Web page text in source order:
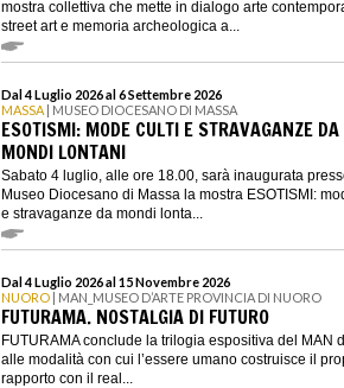
mostra collettiva che mette in dialogo arte
street art e memoria archeologica a...
Dal 4 Luglio 2026 al 6 Settembre 2026
MASSA | MUSEO DIOCESANO DI MASSA
ESOTISMI: MODE CULTI E STRAVAGANZE DA
MONDI LONTANI
Sabato 4 luglio, alle ore 18.00, sarà inaugurata
Museo Diocesano di Massa la mostra ESOTISMI:
e stravaganze da mondi lonta...
Dal 4 Luglio 2026 al 15 Novembre 2026
NUORO | MAN_MUSEO D’ARTE PROVINCIA DI NUORO
FUTURAMA. NOSTALGIA DI FUTURO
FUTURAMA conclude la trilogia espositiva del MAN
alle modalità con cui l’essere umano costruisce il
rapporto con il real...